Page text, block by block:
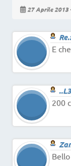
27 Aprile 2013
E
200